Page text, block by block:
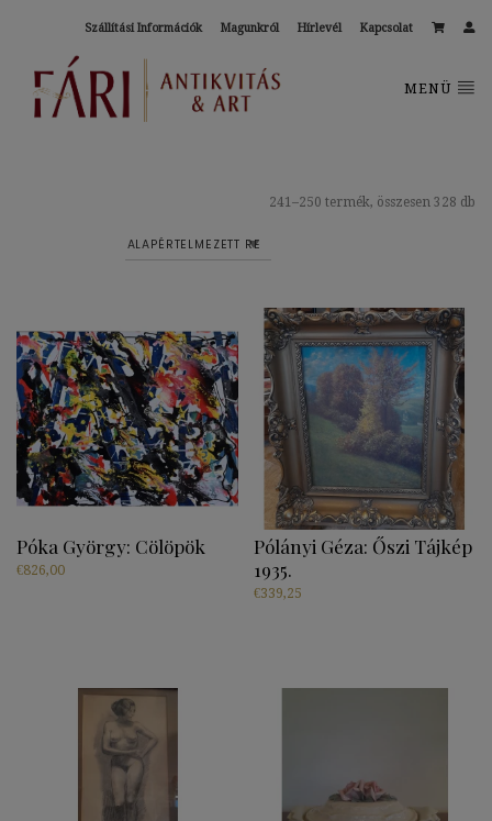
Szállítási Információk Magunkról Hírlevél Kapcsolat
MENÜ
241–250 termék, összesen 328 db
Póka György: Cölöpök
€826,00
Pólányi Géza: Őszi Tájkép
1935.
€339,25